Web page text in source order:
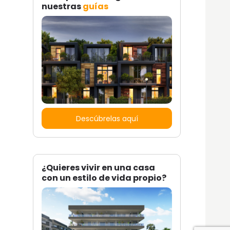
nuestrasguías
Descúbrelas aquí
¿Quieres vivir en una casa
con un estilo de vida propio?